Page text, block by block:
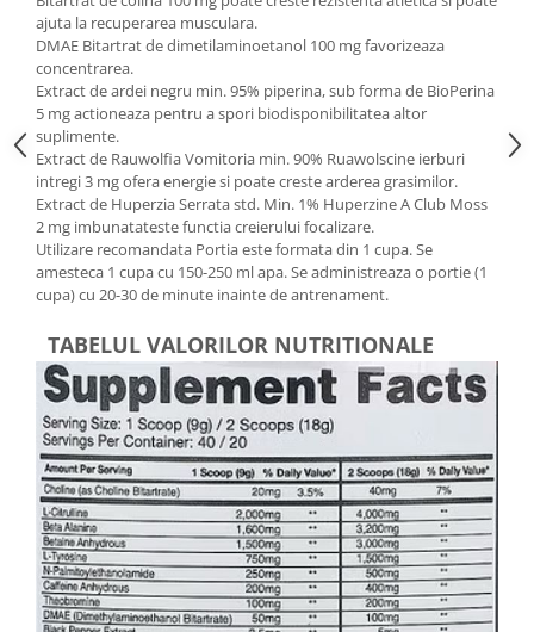
ajuta la recuperarea musculara.
DMAE Bitartrat de dimetilaminoetanol 100 mg favorizeaza
concentrarea.
Extract de ardei negru min. 95% piperina, sub forma de BioPerina
5 mg actioneaza pentru a spori biodisponibilitatea altor
suplimente.
Extract de Rauwolfia Vomitoria min. 90% Ruawolscine ierburi
intregi 3 mg ofera energie si poate creste arderea grasimilor.
Extract de Huperzia Serrata std. Min. 1% Huperzine A Club Moss
2 mg imbunatateste functia creierului focalizare.
Utilizare recomandata Portia este formata din 1 cupa. Se
amesteca 1 cupa cu 150-250 ml apa. Se administreaza o portie (1
cupa) cu 20-30 de minute inainte de antrenament.
TABELUL VALORILOR NUTRITIONALE